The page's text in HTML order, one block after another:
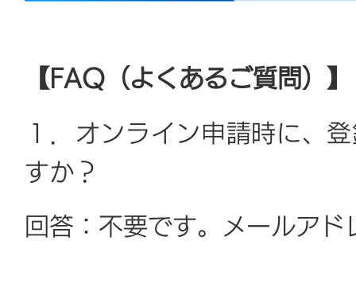
【FAQ（よくあるご質問）】
１．オンライン申請時に、
すか？
回答：不要です。メールア